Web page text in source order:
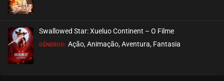
EPISÓDIO 09
Swallowed Star: Xueluo Continent – O Filme
GÊNEROS: Ação, Animação, Aventura, Fantasia